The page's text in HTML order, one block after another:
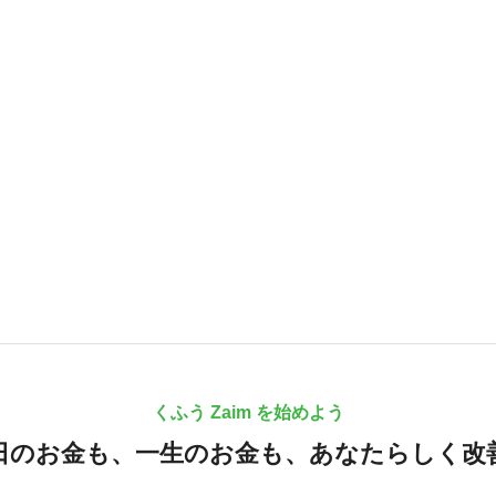
くふう Zaim を始めよう
のお金も、 一生のお金も、 あなたらしく改